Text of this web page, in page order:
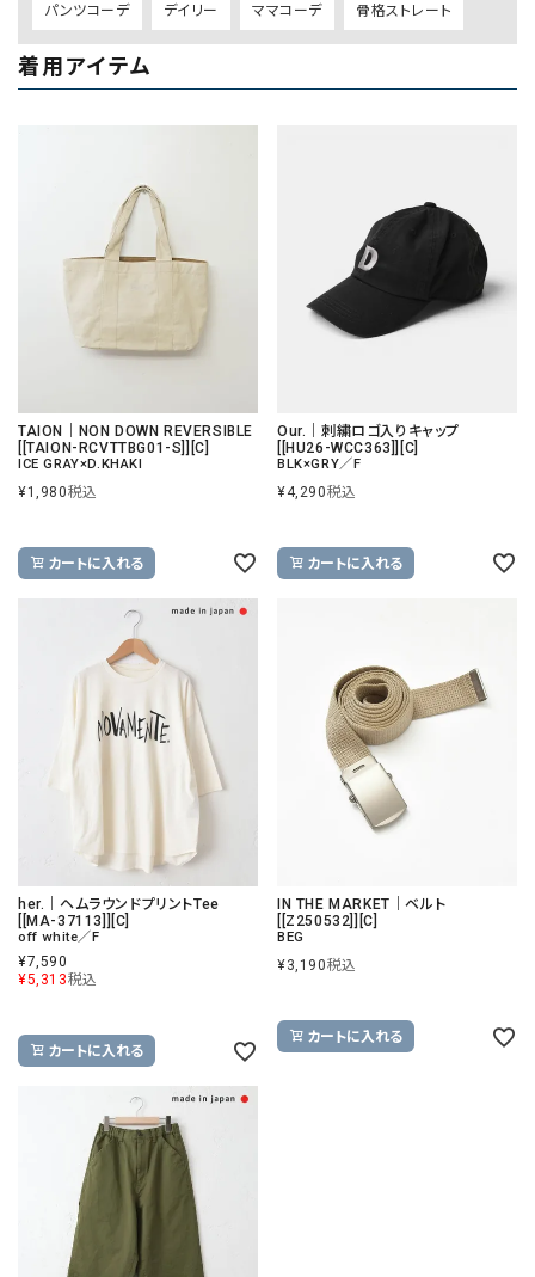
パンツコーデ デイリー ママコーデ 骨格ストレート
着用アイテム
TAION｜NON DOWN REVERSIBLE
[[TAION-RCVTTBG01-S]][C]
ICE GRAY×D.KHAKI
¥1,980税込
カートに入れる
Our.｜刺繍ロゴ入りキャップ
[[HU26-WCC363]][C]
BLK×GRY／F
¥4,290税込
カートに入れる
her.｜ヘムラウンドプリントTee
[[MA-37113]][C]
off white／F
¥7,590
¥5,313税込
カートに入れる
IN THE MARKET｜ベルト
[[Z250532]][C]
BEG
¥3,190税込
カートに入れる